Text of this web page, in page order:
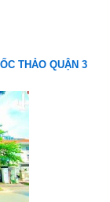
THẢO QUẬN 3